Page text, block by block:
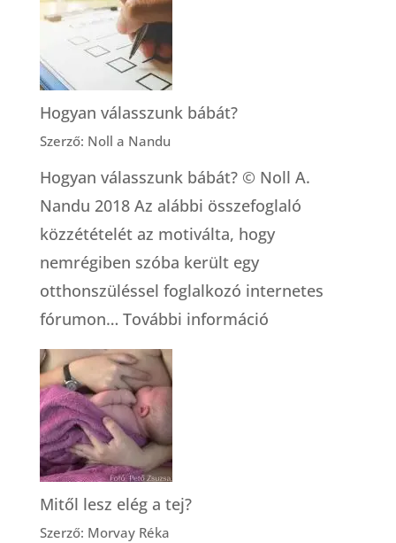
és
egyáltalán,
mit
jelent
az,
hogy
dúla?
Hogyan válasszunk bábát?
Szerző: Noll a Nandu
Hogyan válasszunk bábát? © Noll A.
Nandu 2018 Az alábbi összefoglaló
közzétételét az motiválta, hogy
nemrégiben szóba került egy
otthonszüléssel foglalkozó internetes
fórumon… További információ:
Mitől lesz elég a tej?
Szerző: Morvay Réka